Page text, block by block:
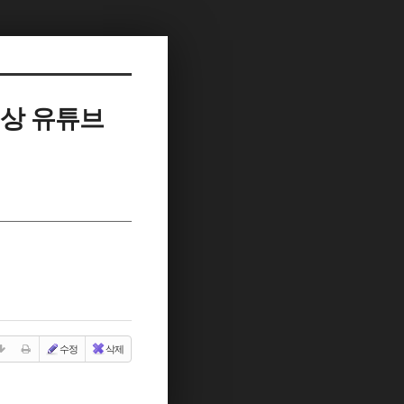
유튜브
수정 삭제